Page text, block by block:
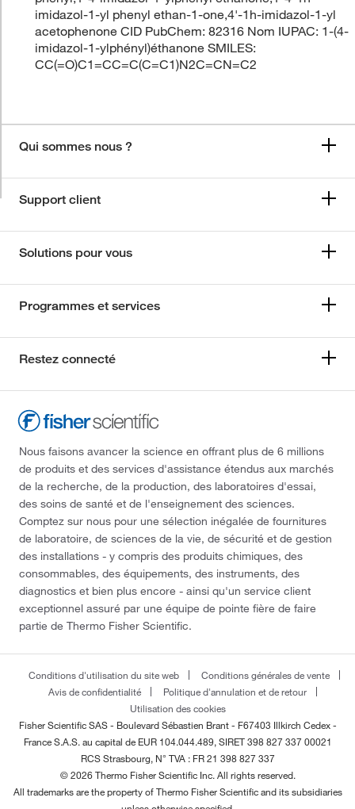
imidazol-1-yl phenyl ethan-1-one,4'-1h-imidazol-1-yl
acetophenone CID PubChem: 82316 Nom IUPAC: 1-(4-
imidazol-1-ylphényl)éthanone SMILES:
CC(=O)C1=CC=C(C=C1)N2C=CN=C2
Qui sommes nous ?
Support client
Solutions pour vous
Programmes et services
Restez connecté
Nous faisons avancer la science en offrant plus de 6 millions
de produits et des services d'assistance étendus aux marchés
de la recherche, de la production, des laboratoires d'essai,
des soins de santé et de l'enseignement des sciences.
Comptez sur nous pour une sélection inégalée de fournitures
de laboratoire, de sciences de la vie, de sécurité et de gestion
des installations - y compris des produits chimiques, des
consommables, des équipements, des instruments, des
diagnostics et bien plus encore - ainsi qu'un service client
exceptionnel assuré par une équipe de pointe fière de faire
partie de Thermo Fisher Scientific.
Conditions d'utilisation du site web
Conditions générales de vente
Avis de confidentialité
Politique d'annulation et de retour
Utilisation des cookies
Fisher Scientific SAS - Boulevard Sébastien Brant - F67403 Illkirch Cedex -
FranceS.A.S. au capital de EUR 104.044.489, SIRET 398 827 337 00021
RCS Strasbourg, N° TVA : FR 21 398 827 337
© 2026 Thermo Fisher Scientific Inc. All rights reserved.
All trademarks are the property of Thermo Fisher Scientific and its subsidiaries